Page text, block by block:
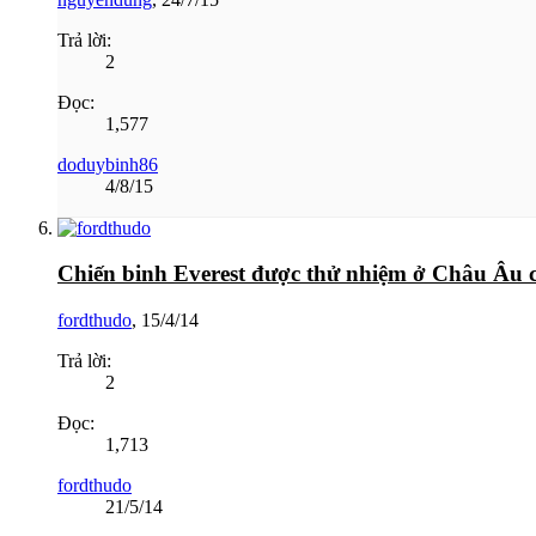
Trả lời:
2
Đọc:
1,577
doduybinh86
4/8/15
Chiến binh Everest được thử nhiệm ở Châu Âu
fordthudo, 15/4/14
Trả lời:
2
Đọc:
1,713
fordthudo
21/5/14